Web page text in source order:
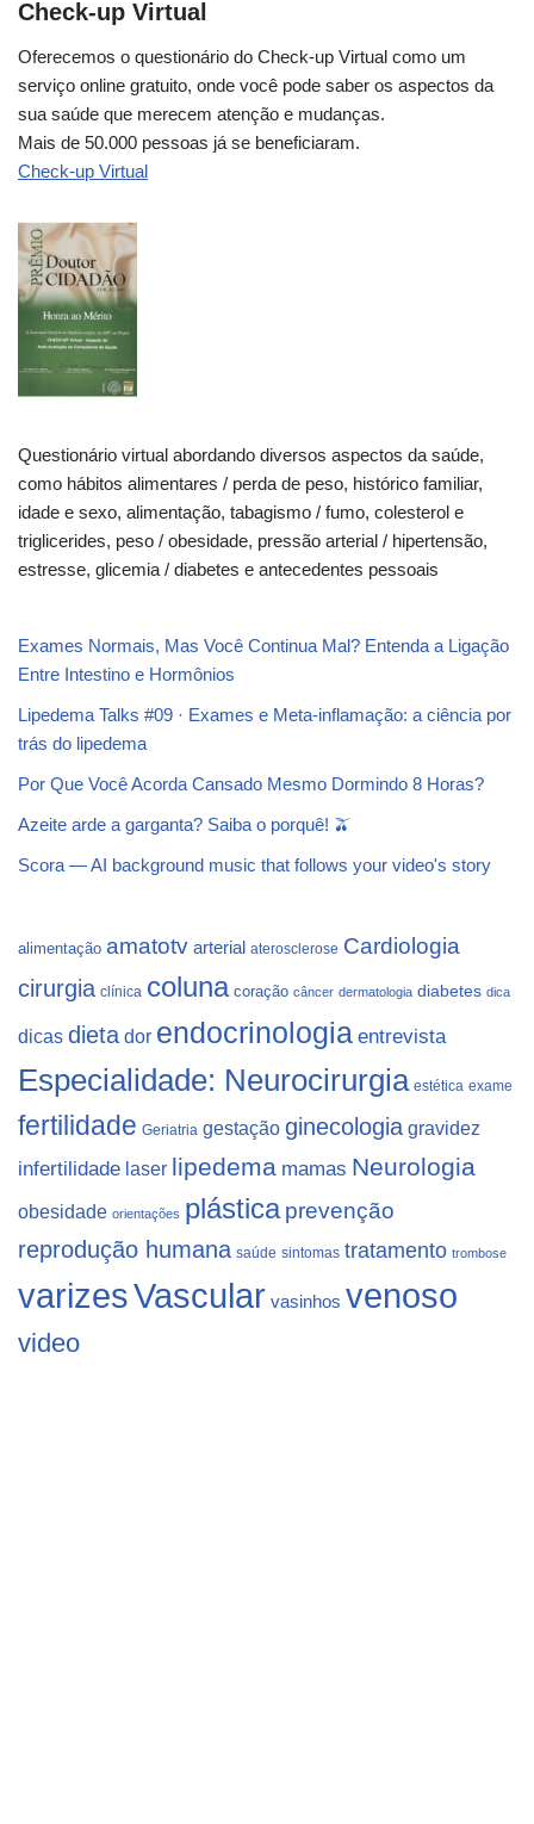
Check-up Virtual
Oferecemos o questionário do Check-up Virtual como um
serviço online gratuito, onde você pode saber os aspectos da
sua saúde que merecem atenção e mudanças.
Mais de 50.000 pessoas já se beneficiaram.
Check-up Virtual
Questionário virtual abordando diversos aspectos da saúde,
como hábitos alimentares / perda de peso, histórico familiar,
idade e sexo, alimentação, tabagismo / fumo, colesterol e
triglicerides, peso / obesidade, pressão arterial / hipertensão,
estresse, glicemia / diabetes e antecedentes pessoais
Exames Normais, Mas Você Continua Mal? Entenda a Ligação
Entre Intestino e Hormônios
Lipedema Talks #09 · Exames e Meta-inflamação: a ciência por
trás do lipedema
Por Que Você Acorda Cansado Mesmo Dormindo 8 Horas?
Azeite arde a garganta? Saiba o porquê! 🫒
Scora — AI background music that follows your video's story
alimentação amatotv arterial aterosclerose Cardiologia
cirurgia clínica coluna coração câncer dermatologia diabetes dica
dicas dieta dor endocrinologia entrevista
Especialidade: Neurocirurgia estética exame
fertilidade Geriatria gestação ginecologia gravidez
infertilidade laser lipedema mamas Neurologia
obesidade orientações plástica prevenção
reprodução humana saúde sintomas tratamento trombose
varizesVascular vasinhos venoso
video